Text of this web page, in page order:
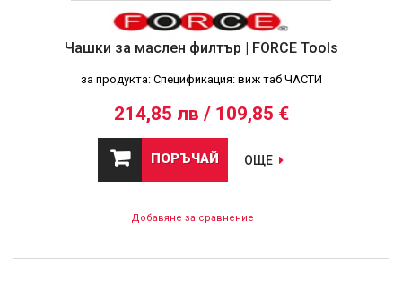
Чашки за маслен филтър | FORCE Tools
за продукта: Спецификация: виж таб ЧАСТИ
214,85 лв / 109,85 €
ПОРЪЧАЙ ОЩЕ
Добавяне за сравнение